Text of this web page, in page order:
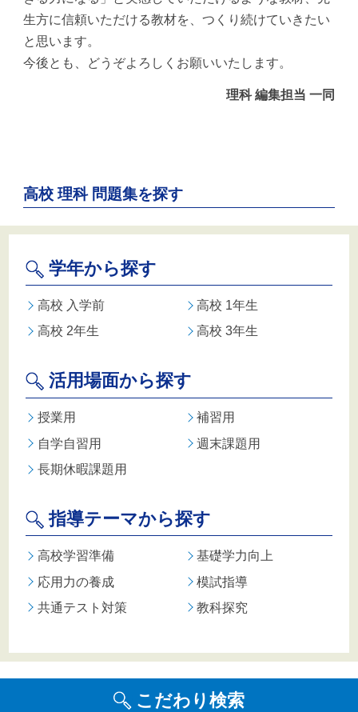
生方に信頼いただける教材を、つくり続けていきたい
と思います。
今後とも、どうぞよろしくお願いいたします。
理科 編集担当 一同
高校 理科 問題集を探す
学年から探す
高校 入学前
高校 1年生
高校 2年生
高校 3年生
活用場面から探す
授業用
補習用
自学自習用
週末課題用
長期休暇課題用
指導テーマから探す
高校学習準備
基礎学力向上
応用力の養成
模試指導
共通テスト対策
教科探究
こだわり検索